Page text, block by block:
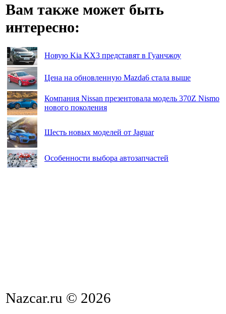
Вам также может быть
интересно:
Новую Kia KX3 представят в Гуанчжоу
Цена на обновленную Mazda6 стала выше
Компания Nissan презентовала модель 370Z Nismo
нового поколения
Шесть новых моделей от Jaguar
Особенности выбора автозапчастей
Nazcar.ru © 2026